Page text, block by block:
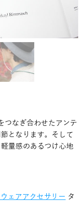
つなぎ合わせたアンテ
となります。そして
量感のあるつけ心地
ェアアクセサリー タ